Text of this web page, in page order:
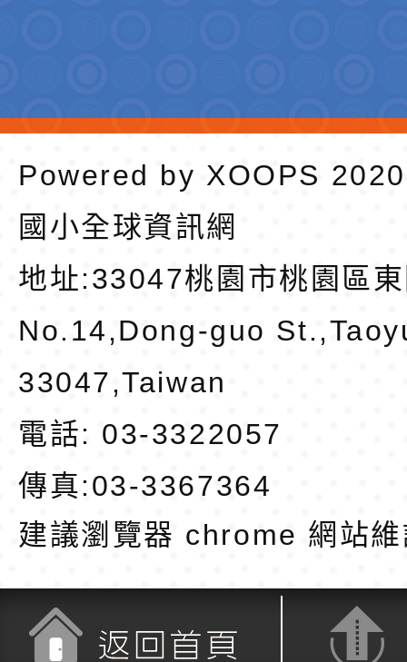
Powered by XOOPS
國小全球資訊網
地址:33047桃園市桃園區
No.14,Dong-guo
33047,Taiwan
電話: 03-3322057
傳真:03-3367364
建議瀏覽器 chrome 網站